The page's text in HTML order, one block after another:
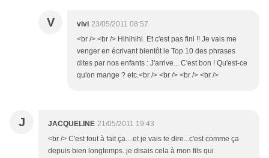
V vivi 23/05/2011 08:57
<br /> <br /> Hihihihi. Et c'est pas fini !! Je vais me
venger en écrivant bientôt le Top 10 des phrases
dites par nos enfants : J'arrive... C'est bon ! Qu'est-ce
qu'on mange ? etc.<br /> <br /> <br /> <br />
J JACQUELINE 21/05/2011 19:43
<br /> C'est tout à fait ça....et je vais te dire...c'est comme ça
depuis bien longtemps..je disais cela à mon fils qui